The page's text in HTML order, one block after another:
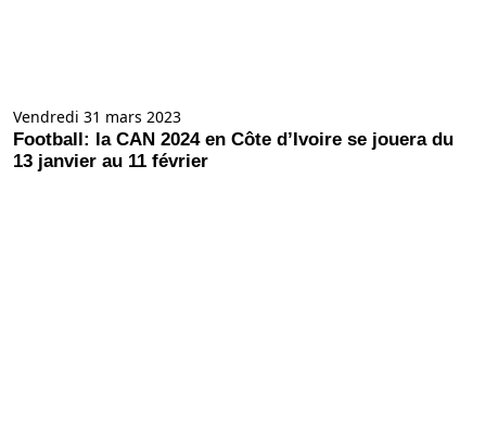
Vendredi 31 mars 2023
Football: la CAN 2024 en Côte d’Ivoire se jouera du
13 janvier au 11 février